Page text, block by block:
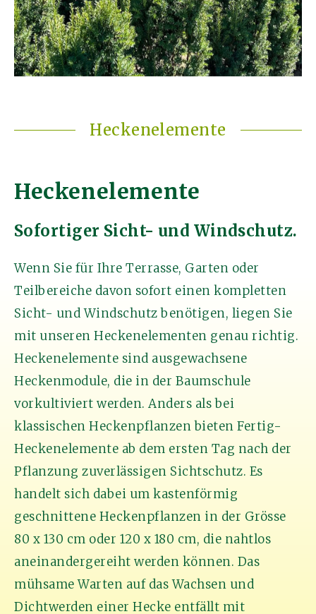
Heckenelemente
Heckenelemente
Sofortiger Sicht- und Windschutz.
Wenn Sie für Ihre Terrasse, Garten oder
Teilbereiche davon sofort einen kompletten
Sicht- und Windschutz benötigen, liegen Sie
mit unseren Heckenelementen genau richtig.
Heckenelemente sind ausgewachsene
Heckenmodule, die in der Baumschule
vorkultiviert werden. Anders als bei
klassischen Heckenpflanzen bieten Fertig-
Heckenelemente ab dem ersten Tag nach der
Pflanzung zuverlässigen Sichtschutz. Es
handelt sich dabei um kastenförmig
geschnittene Heckenpflanzen in der Grösse
80 x 130 cm oder 120 x 180 cm, die nahtlos
aneinandergereiht werden können. Das
mühsame Warten auf das Wachsen und
Dichtwerden einer Hecke entfällt mit